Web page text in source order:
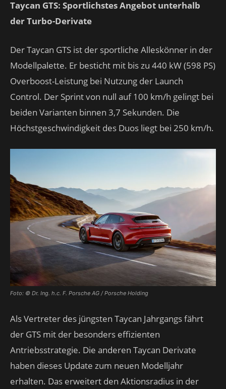
Taycan GTS: Sportlichstes Angebot unterhalb
der Turbo-Derivate
Der Taycan GTS ist der sportliche Alleskönner in der
Modellpalette. Er besticht mit bis zu 440 kW (598 PS)
Overboost-Leistung bei Nutzung der Launch
Control. Der Sprint von null auf 100 km/h gelingt bei
beiden Varianten binnen 3,7 Sekunden. Die
Höchstgeschwindigkeit des Duos liegt bei 250 km/h.
Foto: © Dr. Ing. h.c. F. Porsche AG / Porsche Holding
Als Vertreter des jüngsten Taycan Jahrgangs fährt
der GTS mit der besonders effizienten
Antriebsstrategie. Die anderen Taycan Derivate
haben dieses Update zum neuen Modelljahr
erhalten. Das erweitert den Aktionsradius in der